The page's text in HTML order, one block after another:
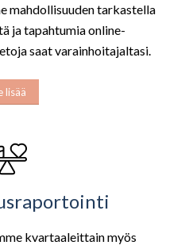
mahdollisuuden tarkastella
ja tapahtumia online-
saat varainhoitajaltasi.
lisää
kvartaaleittain myös